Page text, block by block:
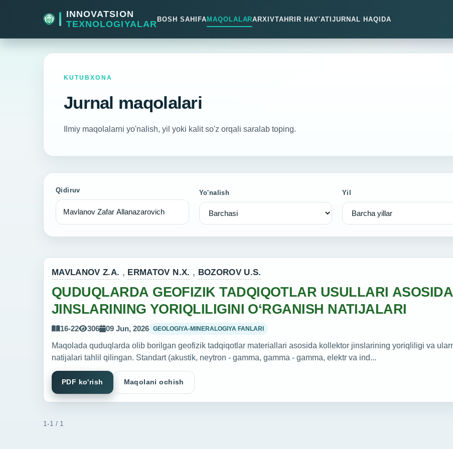
INNOVATSION
TEXNOLOGIYALAR BOSH SAHIFA MAQOLALARARXIVTAHRIR HAY'ATIJURNAL HAQIDA
KUTUBXONA
Jurnal maqolalari
Ilmiy maqolalarni yo'nalish, yil yoki kalit so'z orqali saralab toping.
Qidiruv Yo'nalish Yil
MAVLANOV Z.A. , ERMATOV N.X. , BOZOROV U.S.
QUDUQLARDA GEOFIZIK TADQIQOTLAR USULLARI
JINSLARINING YORIQLILIGINI O‘RGANISH NATIJALARI
16-22 306 09 Jun, 2026 GEOLOGIYA-MINERALOGIYA FANLARI
Maqolada quduqlarda olib borilgan geofizik tadqiqotlar materiallari asosida kollektor jinslarining yoriqliligi va
natijalari tahlil qilingan. Standart (akustik, neytron - gamma, gamma - gamma, elektr va ind...
PDF ko'rish Maqolani ochish
1-1 / 1